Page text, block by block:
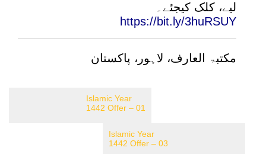
لیے، کلک کیجئے۔
https://bit.ly/3huRSUY
مکتبۃ العارف، لاہور، پاکستان
Islamic Year
1442 Offer – 01
Islamic Year
1442 Offer – 03